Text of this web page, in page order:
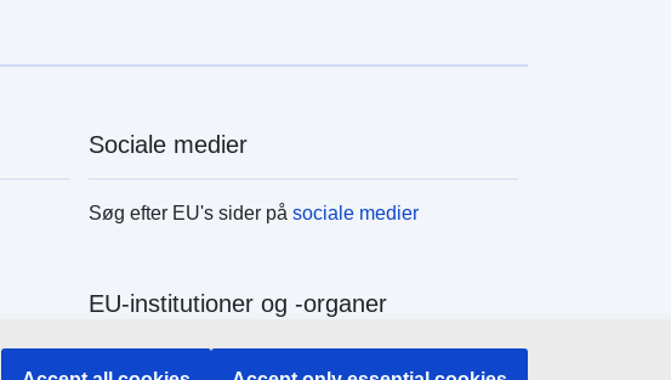
Sociale medier
Søg efter EU's sider påsociale medier
EU-institutioner og -organer
Søg efter alle EU-institutioner og -organer